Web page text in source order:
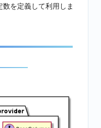
を定義して利用しま